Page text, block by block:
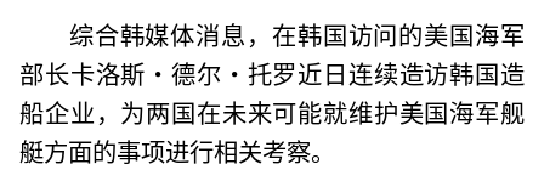
综合韩媒体消息，在韩国访问的美国海军
部长卡洛斯·德尔·托罗近日连续造访韩国造
船企业，为两国在未来可能就维护美国海军舰
艇方面的事项进行相关考察。